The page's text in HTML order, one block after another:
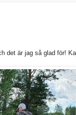
det är jag så glad för!